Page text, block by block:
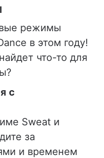
режимы
в этом году!
что-то для
с
Sweat и
за
и временем